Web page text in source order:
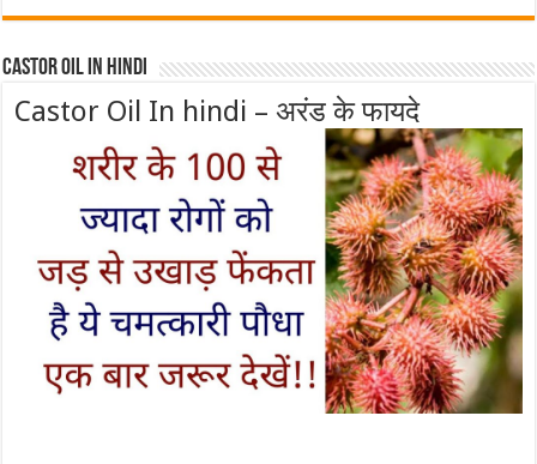
Castor Oil In Hindi
Castor Oil In hindi – अरंड के फायदे